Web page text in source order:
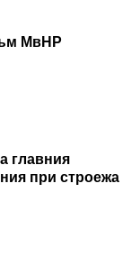
МвНР
главния
при строежа